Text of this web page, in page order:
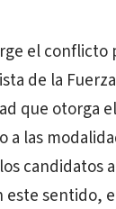
el conflicto
de la
que otorga
a las
candidatos
este sentido,